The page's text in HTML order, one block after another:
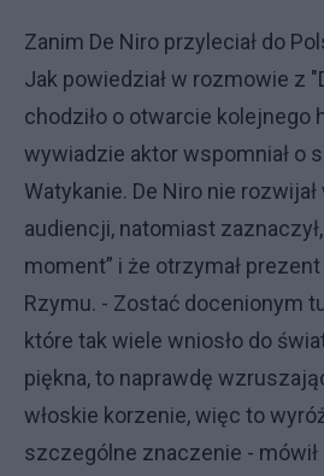
Zanim De Niro przyleciał do
Jak powiedział w rozmowie z
chodziło o otwarcie kolejnego
wywiadzie aktor wspomniał o
Watykanie. De Niro nie
audiencji, natomiast zaznaczył,
moment” i że otrzymał
Rzymu. - Zostać docenionym
które tak wiele wniosło do
piękna, to naprawdę
włoskie korzenie, więc to
szczególne znaczenie -